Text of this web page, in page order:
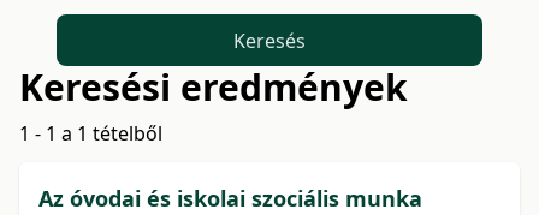
Keresés
Keresési eredmények
1 - 1 a 1 tételből
Az óvodai és iskolai szociális munka